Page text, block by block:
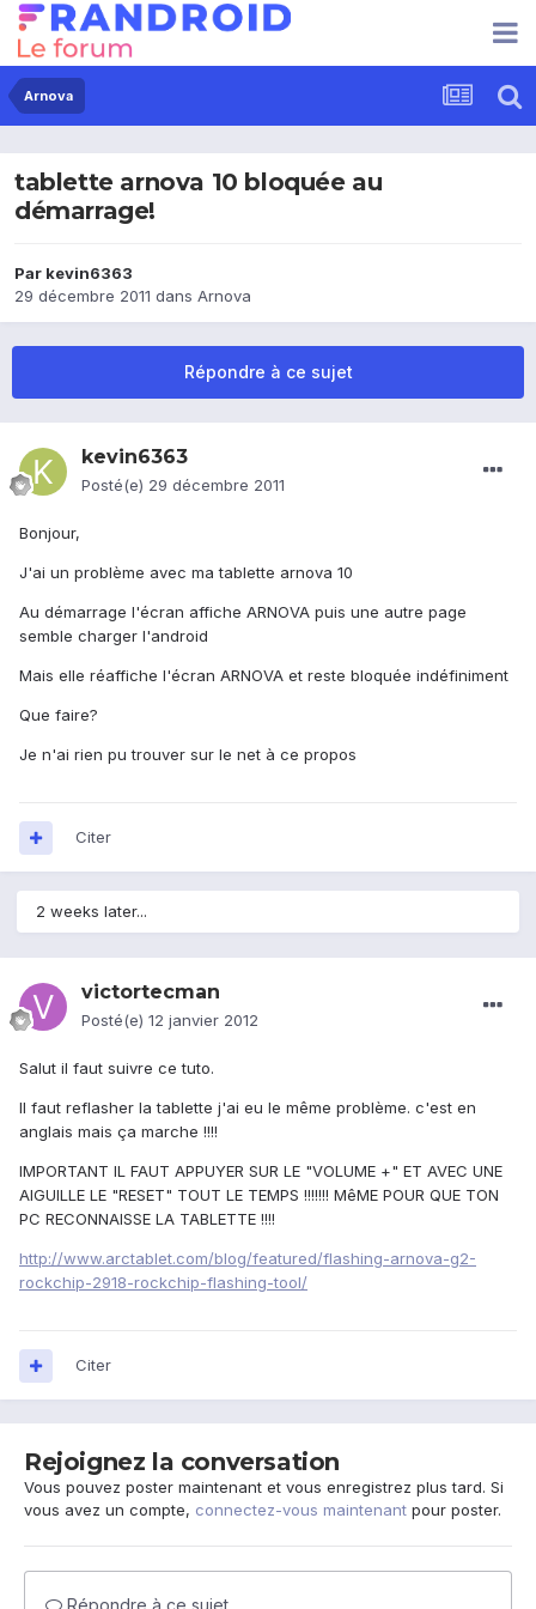
Arnova
tablette arnova 10 bloquée au
démarrage!
Par kevin6363
29 décembre 2011 dans Arnova
Répondre à ce sujet
kevin6363
Posté(e) 29 décembre 2011
Bonjour,
J'ai un problème avec ma tablette arnova 10
Au démarrage l'écran affiche ARNOVA puis une autre page
semble charger l'android
Mais elle réaffiche l'écran ARNOVA et reste bloquée indéfiniment
Que faire?
Je n'ai rien pu trouver sur le net à ce propos
Citer
2 weeks later...
victortecman
Posté(e) 12 janvier 2012
Salut il faut suivre ce tuto.
Il faut reflasher la tablette j'ai eu le même problème. c'est en
anglais mais ça marche !!!!
IMPORTANT IL FAUT APPUYER SUR LE "VOLUME +" ET AVEC UNE
AIGUILLE LE "RESET" TOUT LE TEMPS !!!!!!! MêME POUR QUE TON
PC RECONNAISSE LA TABLETTE !!!!
http://www.arctablet.com/blog/featured/flashing-arnova-g2-
rockchip-2918-rockchip-flashing-tool/
Citer
Rejoignez la conversation
Vous pouvez poster maintenant et vous enregistrez plus tard. Si
vous avez un compte, connectez-vous maintenant pour poster.